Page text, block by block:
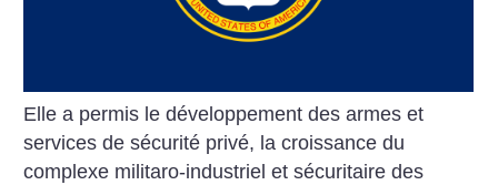
Elle a permis le développement des armes et
services de sécurité privé, la croissance du
complexe militaro-industriel et sécuritaire des